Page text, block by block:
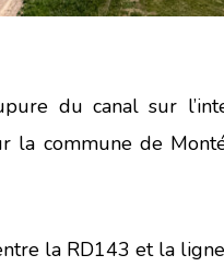
du canal sur
la commune de
la RD143 et la